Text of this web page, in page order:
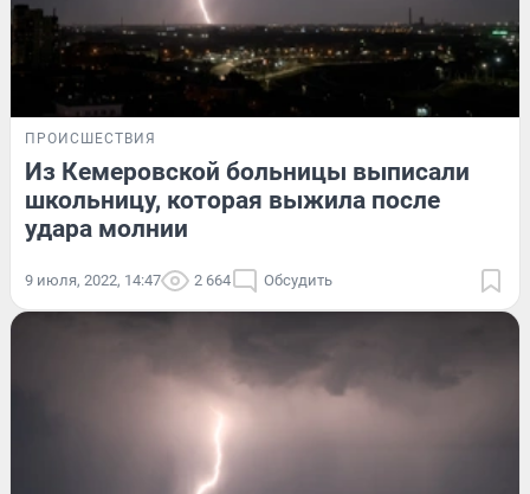
ПРОИСШЕСТВИЯ
Из Кемеровской больницы выписали
школьницу, которая выжила после
удара молнии
9 июля, 2022, 14:47 2 664 Обсудить